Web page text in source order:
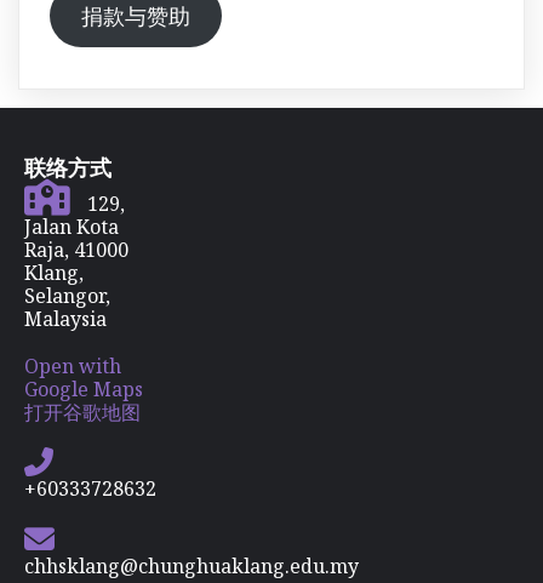
捐款与赞助
联络方式
129,
Jalan Kota
Raja, 41000
Klang,
Selangor,
Malaysia
Open with
Google Maps
打开谷歌地图
+60333728632
chhsklang@chunghuaklang.edu.my